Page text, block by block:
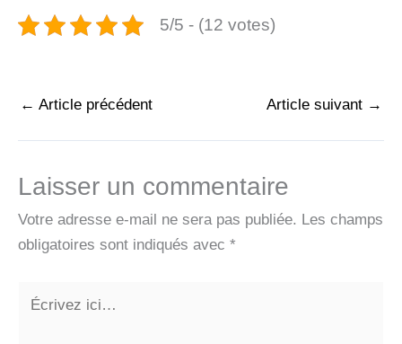
5/5 - (12 votes)
← Article précédent Article suivant →
Laisser un commentaire
Votre adresse e-mail ne sera pas publiée. Les champs
obligatoires sont indiqués avec *